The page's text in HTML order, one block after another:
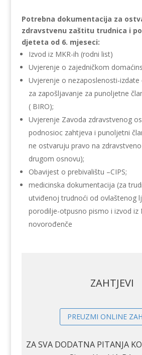
Potrebna dokumentacija za
zdravstvenu zaštitu trudnica i
djeteta od 6. mjeseci:
Izvod iz MKR-ih (rodni list)
Uvjerenje o zajedničkom
Uvjerenje o nezaposlenosti-
za zapošljavanje za punoljetne
( BIRO);
Uvjerenje Zavoda zdravstvenog
podnosioc zahtjeva i punoljetni
ne ostvaruju pravo na
drugom osnovu);
Obavijest o prebivalištu –CIPS;
medicinska dokumentacija (za
utviđenoj trudnoći od ovlaštenog
porodilje-otpusno pismo i izvod iz
novorođenče
ZAHTJEVI
PREUZMI ONLINE
ZA SVA DODATNA PITANJA